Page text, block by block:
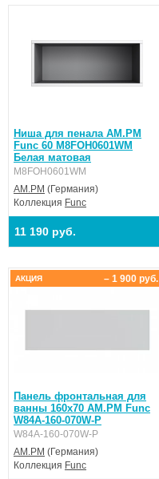
Ниша для пенала AM.PM
Func 60 M8FOH0601WM
Белая матовая
M8FOH0601WM
AM.PM (Германия)
Коллекция Func
11 190 руб.
Панель фронтальная для
ванны 160x70 AM.PM Func
W84A-160-070W-P
W84A-160-070W-P
AM.PM (Германия)
Коллекция Func
– 1 900 руб.
АКЦИЯ